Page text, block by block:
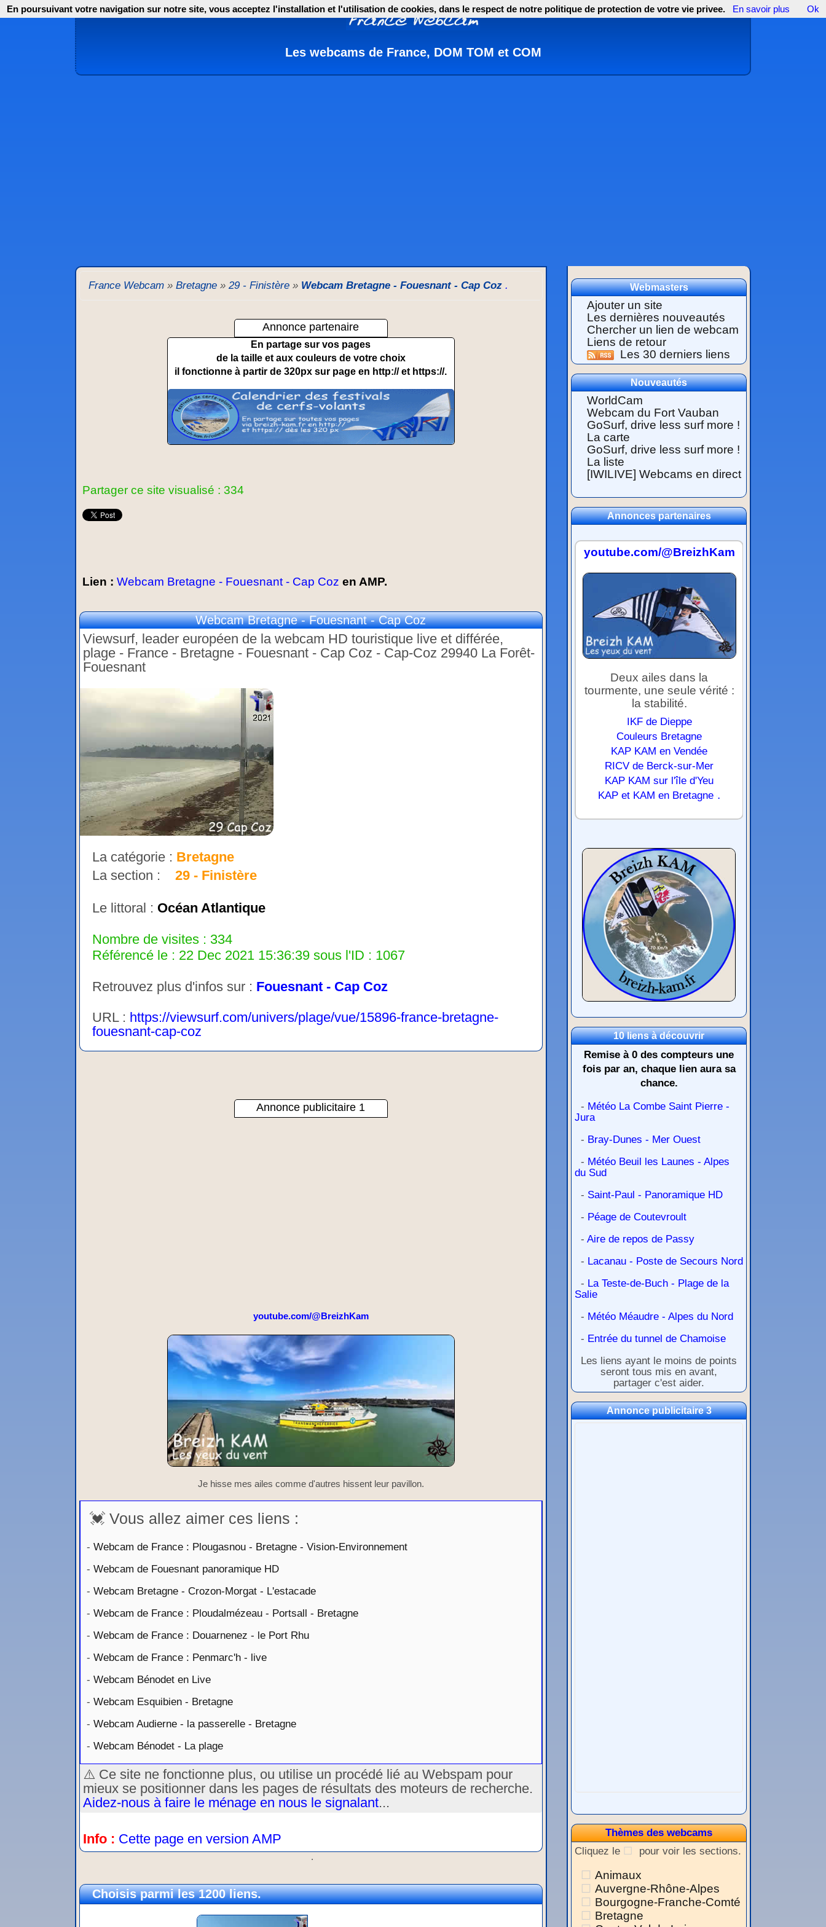
Les webcams de France, DOM TOM et COM
France Webcam » Bretagne » 29 - Finistère » Webcam Bretagne - Fouesnant - Cap Coz .
Annonce partenaire
En partage sur vos pages
de la taille et aux couleurs de votre choix
il fonctionne à partir de 320px sur page en http:// et https://.
Partager ce site visualisé : 334
Lien : Webcam Bretagne - Fouesnant - Cap Coz en AMP.
Webcam Bretagne - Fouesnant - Cap Coz
Viewsurf, leader européen de la webcam HD touristique live et différée,
plage - France - Bretagne - Fouesnant - Cap Coz - Cap-Coz 29940 La Forêt-
Fouesnant
La catégorie : Bretagne
La section : 29 - Finistère
Le littoral : Océan Atlantique
Nombre de visites : 334
Référencé le : 22 Dec 2021 15:36:39 sous l'ID : 1067
Retrouvez plus d'infos sur : Fouesnant - Cap Coz
URL : https://viewsurf.com/univers/plage/vue/15896-france-bretagne-
fouesnant-cap-coz
Annonce publicitaire 1
youtube.com/@BreizhKam
Je hisse mes ailes comme d'autres hissent leur pavillon.
💓 Vous allez aimer ces liens :
- Webcam de France : Plougasnou - Bretagne - Vision-Environnement
- Webcam de Fouesnant panoramique HD
- Webcam Bretagne - Crozon-Morgat - L'estacade
- Webcam de France : Ploudalmézeau - Portsall - Bretagne
- Webcam de France : Douarnenez - le Port Rhu
- Webcam de France : Penmarc'h - live
- Webcam Bénodet en Live
- Webcam Esquibien - Bretagne
- Webcam Audierne - la passerelle - Bretagne
- Webcam Bénodet - La plage
⚠️ Ce site ne fonctionne plus, ou utilise un procédé lié au Webspam pour
mieux se positionner dans les pages de résultats des moteurs de recherche.
Aidez-nous à faire le ménage en nous le signalant...
Info : Cette page en version AMP
.
Choisis parmi les 1200 liens.
Webmasters
Ajouter un site
Les dernières nouveautés
Chercher un lien de webcam
Liens de retour
Les 30 derniers liens
Nouveautés
WorldCam
Webcam du Fort Vauban
GoSurf, drive less surf more !
La carte
GoSurf, drive less surf more !
La liste
[IWILIVE] Webcams en direct
Annonces partenaires
youtube.com/@BreizhKam
Deux ailes dans la
tourmente, une seule vérité :
la stabilité.
IKF de Dieppe
Couleurs Bretagne
KAP KAM en Vendée
RICV de Berck-sur-Mer
KAP KAM sur l'île d'Yeu
KAP et KAM en Bretagne .
10 liens à découvrir
Remise à 0 des compteurs une
fois par an, chaque lien aura sa
chance.
- Météo La Combe Saint Pierre -
Jura
- Bray-Dunes - Mer Ouest
- Météo Beuil les Launes - Alpes
du Sud
- Saint-Paul - Panoramique HD
- Péage de Coutevroult
- Aire de repos de Passy
- Lacanau - Poste de Secours Nord
- La Teste-de-Buch - Plage de la
Salie
- Météo Méaudre - Alpes du Nord
- Entrée du tunnel de Chamoise
Les liens ayant le moins de points
seront tous mis en avant,
partager c'est aider.
Annonce publicitaire 3
Thèmes des webcams
Cliquez le
pour voir les sections.
Animaux
Auvergne-Rhône-Alpes
Bourgogne-Franche-Comté
Bretagne
En poursuivant votre navigation sur notre site, vous acceptez l'installation et l'utilisation de cookies, dans le respect de notre politique de protection de votre vie privee. En savoir plus Ok